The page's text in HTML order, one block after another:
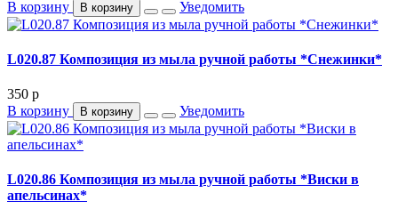
В корзину В корзину Уведомить
L020.87 Композиция из мыла ручной работы *Снежинки*
350 p
В корзину
В корзину Уведомить
L020.86 Композиция из мыла ручной работы *Виски в
апельсинах*